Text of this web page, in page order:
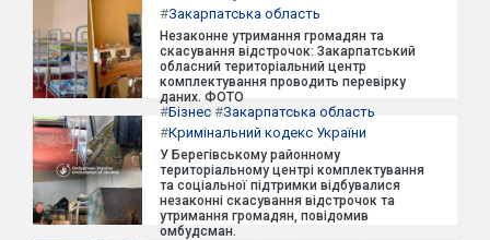
#Закарпатська область
Незаконне утримання громадян та
скасування відстрочок: Закарпатський
обласний територіальний центр
комплектування проводить перевірку
даних. ФОТО
#Бізнес #Закарпатська область
#Кримінальний кодекс України
У Берегівському районному
територіальному центрі комплектування
та соціальної підтримки відбувалися
незаконні скасування відстрочок та
утримання громадян, повідомив
омбудсман.